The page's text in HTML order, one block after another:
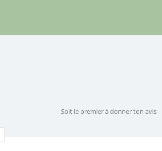
Soit le premier à donner ton avis